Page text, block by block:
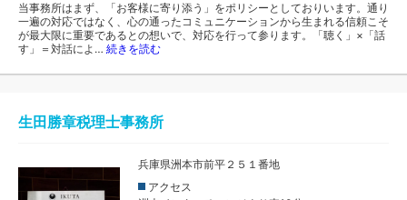
当事務所はまず、「お客様に寄り添う」をポリシーとしておりいます。通り
一遍の対応ではなく、心の通ったコミュニケーションから生まれる信頼こそ
が最大限に重要であるとの想いで、対応を行って参ります。「聴く」×「話
す」＝対話によ… 続きを読む
生田勝章税理士事務所
兵庫県洲本市前平２５１番地
アクセス